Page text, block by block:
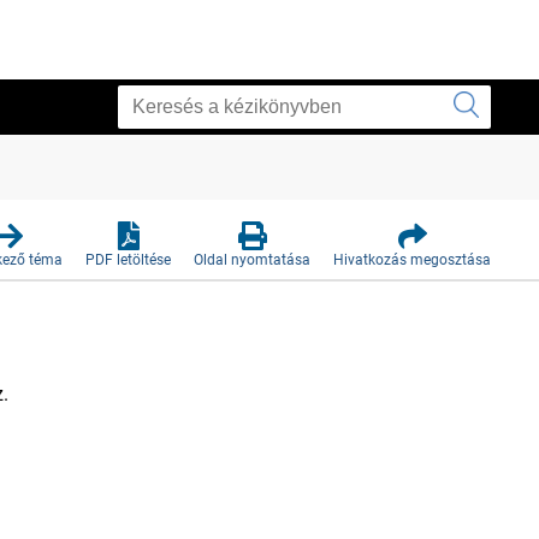
téma PDF letöltése Oldal nyomtatása Hivatkozás megosztása